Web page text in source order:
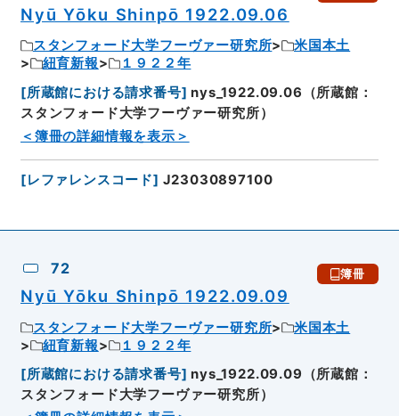
Nyū Yōku Shinpō 1922.09.06
スタンフォード大学フーヴァー研究所
米国本土
紐育新報
１９２２年
[所蔵館における請求番号] nys_1922.09.06（所蔵館：
スタンフォード大学フーヴァー研究所）
＜簿冊の詳細情報を表示＞
[レファレンスコード] J23030897100
72 簿冊
Nyū Yōku Shinpō 1922.09.09
スタンフォード大学フーヴァー研究所
米国本土
紐育新報
１９２２年
[所蔵館における請求番号] nys_1922.09.09（所蔵館：
スタンフォード大学フーヴァー研究所）